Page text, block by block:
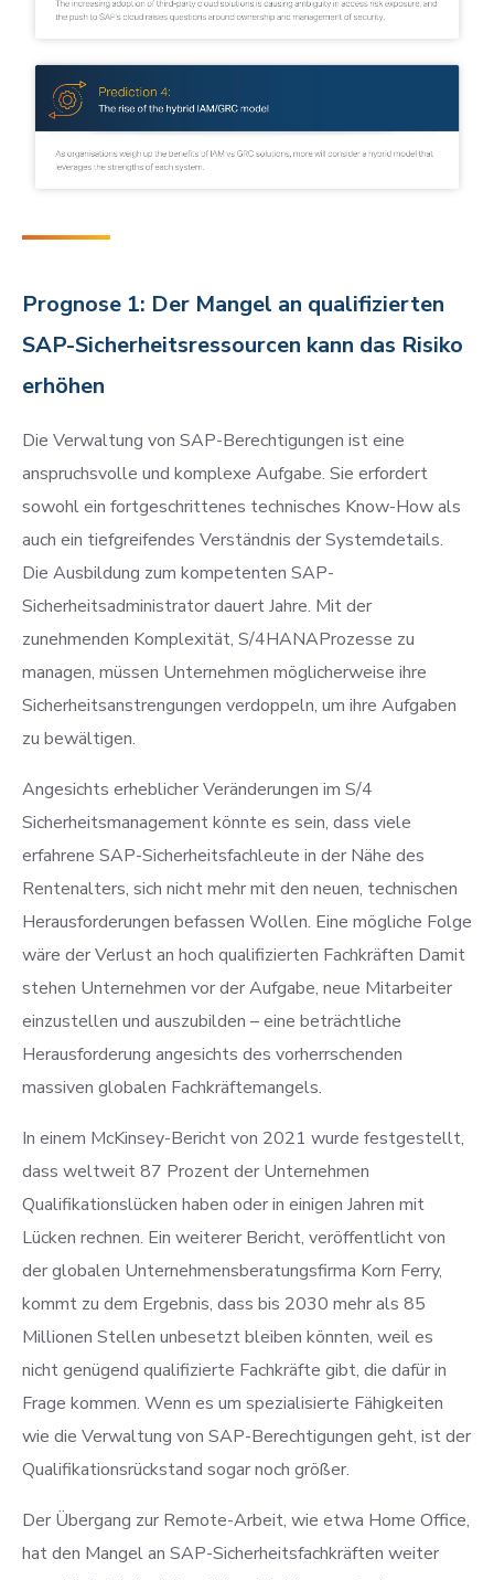
Prognose 1: Der Mangel an qualifizierten
SAP-Sicherheitsressourcen kann das Risiko
erhöhen
Die Verwaltung von SAP-Berechtigungen ist eine
anspruchsvolle und komplexe Aufgabe. Sie erfordert
sowohl ein fortgeschrittenes technisches Know-How als
auch ein tiefgreifendes Verständnis der Systemdetails.
Die Ausbildung zum kompetenten SAP-
Sicherheitsadministrator dauert Jahre. Mit der
zunehmenden Komplexität, S/4HANAProzesse zu
managen, müssen Unternehmen möglicherweise ihre
Sicherheitsanstrengungen verdoppeln, um ihre Aufgaben
zu bewältigen.
Angesichts erheblicher Veränderungen im S/4
Sicherheitsmanagement könnte es sein, dass viele
erfahrene SAP-Sicherheitsfachleute in der Nähe des
Rentenalters, sich nicht mehr mit den neuen, technischen
Herausforderungen befassen Wollen. Eine mögliche Folge
wäre der Verlust an hoch qualifizierten Fachkräften Damit
stehen Unternehmen vor der Aufgabe, neue Mitarbeiter
einzustellen und auszubilden – eine beträchtliche
Herausforderung angesichts des vorherrschenden
massiven globalen Fachkräftemangels.
In einem McKinsey-Bericht von 2021 wurde festgestellt,
dass weltweit 87 Prozent der Unternehmen
Qualifikationslücken haben oder in einigen Jahren mit
Lücken rechnen. Ein weiterer Bericht, veröffentlicht von
der globalen Unternehmensberatungsfirma Korn Ferry,
kommt zu dem Ergebnis, dass bis 2030 mehr als 85
Millionen Stellen unbesetzt bleiben könnten, weil es
nicht genügend qualifizierte Fachkräfte gibt, die dafür in
Frage kommen. Wenn es um spezialisierte Fähigkeiten
wie die Verwaltung von SAP-Berechtigungen geht, ist der
Qualifikationsrückstand sogar noch größer.
Der Übergang zur Remote-Arbeit, wie etwa Home Office,
hat den Mangel an SAP-Sicherheitsfachkräften weiter